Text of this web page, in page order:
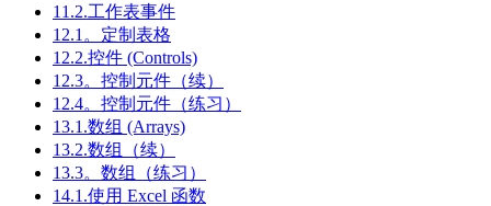
11.2.工作表事件
12.1。定制表格
12.2.控件 (Controls)
12.3。控制元件（续）
12.4。控制元件（练习）
13.1.数组 (Arrays)
13.2.数组（续）
13.3。数组（练习）
14.1.使用 Excel 函数